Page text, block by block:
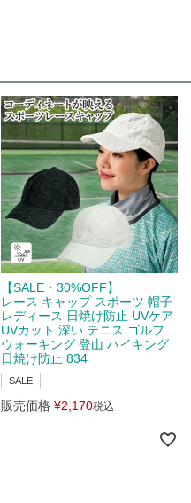
【SALE・30%OFF】
レース キャップ スポーツ 帽子
レディース 日焼け防止 UVケア
UVカット 深い テニス ゴルフ
ウォーキング 登山 ハイキング
日焼け防止 834
SALE
販売価格 ¥2,170税込